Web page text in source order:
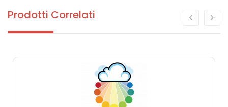
Prodotti Correlati